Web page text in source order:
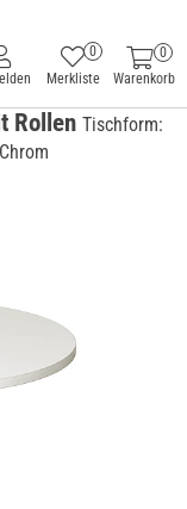
0
Warenkorb
Merkliste
0
Rollen Tischform: